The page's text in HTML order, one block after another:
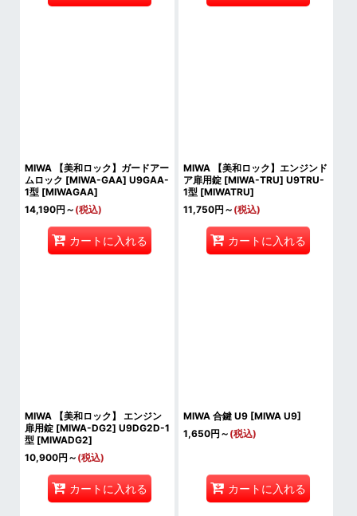
MIWA 【美和ロック】ガードアー
ムロック [MIWA-GAA] U9GAA-
1型 [MIWAGAA]
14,190円 ～ (税込)
カートに入れる
MIWA 【美和ロック】エンジンド
ア扉用錠 [MIWA-TRU] U9TRU-
1型 [MIWATRU]
11,750円 ～ (税込)
カートに入れる
MIWA 【美和ロック】 エンジン
扉用錠 [MIWA-DG2] U9DG2D-1
型 [MIWADG2]
10,900円 ～ (税込)
カートに入れる
MIWA 合鍵 U9 [MIWA U9]
1,650円 ～ (税込)
カートに入れる